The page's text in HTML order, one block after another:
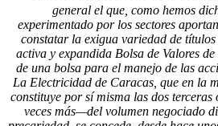
general el que, como hemos
experimentado por los sectores
constatar la exigua variedad de
activa y expandida Bolsa de Valores
de una bolsa para el manejo de las
La Electricidad de Caracas, que en la
constituye por sí misma las dos
veces más—del volumen negociado